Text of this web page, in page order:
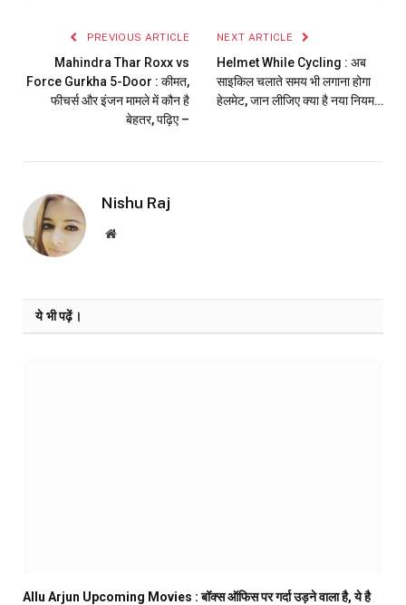
PREVIOUS ARTICLE
Mahindra Thar Roxx vs
Force Gurkha 5-Door : कीमत,
फीचर्स और इंजन मामले में कौन है
बेहतर, पढ़िए –
NEXT ARTICLE
Helmet While Cycling : अब
साइकिल चलाते समय भी लगाना होगा
हेलमेट, जान लीजिए क्या है नया नियम…
Nishu Raj
Website
ये भी पढ़ें।
Allu Arjun Upcoming Movies : बॉक्स ऑफिस पर गर्दा उड़ने वाला है, ये है